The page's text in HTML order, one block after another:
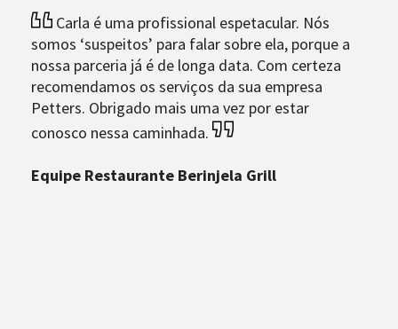
Carla é uma profissional espetacular. Nós
somos ‘suspeitos’ para falar sobre ela, porque a
nossa parceria já é de longa data. Com certeza
recomendamos os serviços da sua empresa
Petters. Obrigado mais uma vez por estar
conosco nessa caminhada.
Equipe Restaurante Berinjela Grill